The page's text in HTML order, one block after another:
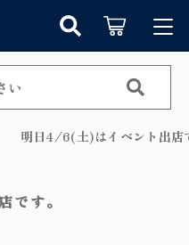
明日4/6(土)はイベント出店
す。
検索